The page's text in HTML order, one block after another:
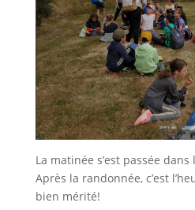
La matinée s’est passée
Après la randonnée, c’est
bien mérité!